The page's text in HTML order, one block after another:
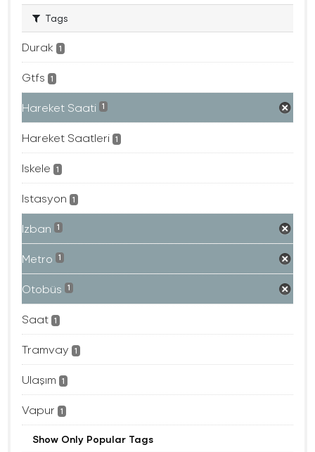
Tags
Durak 1
Gtfs 1
Hareket Saati 1
Hareket Saatleri 1
Iskele 1
Istasyon 1
Izban 1
Metro 1
Otobüs 1
Saat 1
Tramvay 1
Ulaşım 1
Vapur 1
Show Only Popular Tags